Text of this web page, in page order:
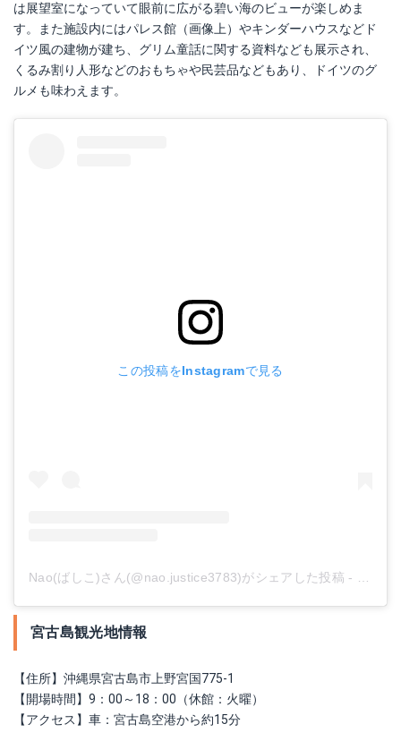
は展望室になっていて眼前に広がる碧い海のビューが楽しめま
す。また施設内にはパレス館（画像上）やキンダーハウスなどド
イツ風の建物が建ち、グリム童話に関する資料なども展示され、
くるみ割り人形などのおもちゃや民芸品などもあり、ドイツのグ
ルメも味わえます。
この投稿をInstagramで見る
Nao(ばしこ)さん(@nao.justice3783)がシェアした投稿 -
宮古島観光地情報
【住所】沖縄県宮古島市上野宮国775-1
【開場時間】9：00～18：00（休館：火曜）
【アクセス】車：宮古島空港から約15分